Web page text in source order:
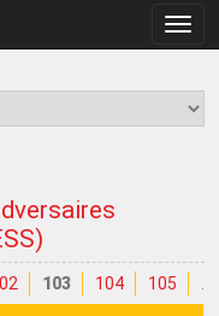
la
103 104 105